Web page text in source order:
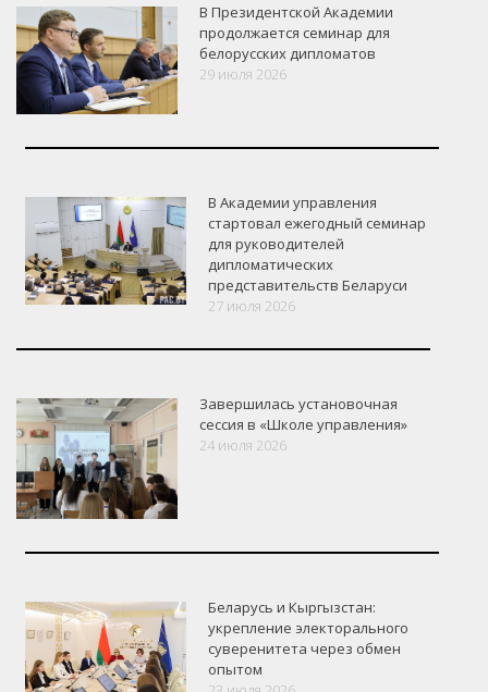
VK Google+ Facebook
В Президентской Академии
продолжается семинар для
белорусских дипломатов
29 июля 2026
В Академии управления
стартовал ежегодный семинар
для руководителей
дипломатических
представительств Беларуси
27 июля 2026
Завершилась установочная
сессия в «Школе управления»
24 июля 2026
Беларусь и Кыргызстан:
укрепление электорального
суверенитета через обмен
опытом